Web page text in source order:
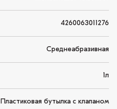
4260063011276
Среднеабразивная
1л
Пластиковая бутылка с клапаном